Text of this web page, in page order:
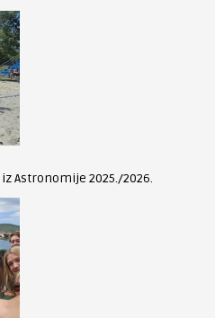
Astronomije 2025./2026.